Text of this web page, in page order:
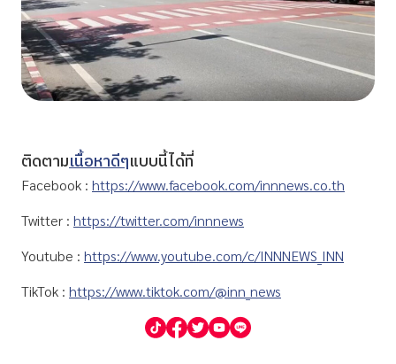
ติดตามเนื้อหาดีๆแบบนี้ได้ที่
Facebook : https://www.facebook.com/innnews.co.th
Twitter : https://twitter.com/innnews
Youtube : https://www.youtube.com/c/INNNEWS_INN
TikTok : https://www.tiktok.com/@inn_news